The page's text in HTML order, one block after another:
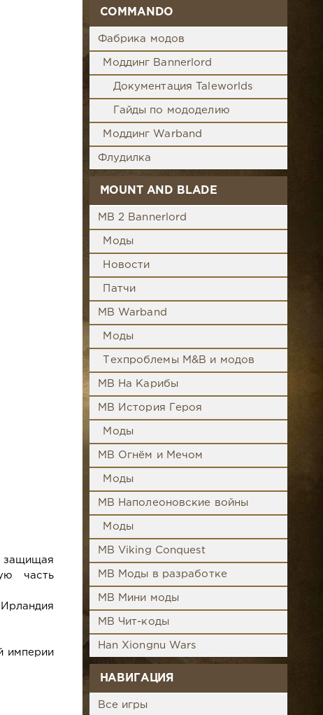
часть
империи
COMMANDO
Фабрика модов
Моддинг Bannerlord
Документация Taleworlds
Гайды по мододелию
Моддинг Warband
Флудилка
MOUNT AND BLADE
MB 2 Bannerlord
Моды
Новости
Патчи
MB Warband
Моды
Техпроблемы M&B и модов
MB На Карибы
MB История Героя
Моды
MB Огнём и Мечом
Моды
MB Наполеоновские войны
Моды
MB Viking Conquest
MB Моды в разработке
MB Мини моды
MB Чит-коды
Han Xiongnu Wars
НАВИГАЦИЯ
Все игры